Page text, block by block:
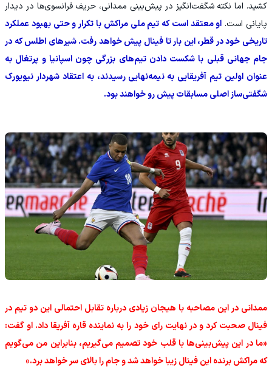
کشید. اما نکته شگفت‌انگیز در پیش‌بینی ممدانی، حریف فرانسوی‌ها در دیدار
پایانی است. او معتقد است که تیم ملی مراکش با تکرار و حتی بهبود عملکرد
تاریخی خود در قطر، این بار تا فینال پیش خواهد رفت. شیرهای اطلس که در
جام جهانی قبلی با شکست دادن تیم‌های بزرگی چون اسپانیا و پرتغال به
عنوان اولین تیم آفریقایی به نیمه‌نهایی رسیدند، به اعتقاد شهردار نیویورک
شگفتی‌ساز اصلی مسابقات پیش رو خواهند بود.
‫ممدانی در این مصاحبه با هیجان زیادی درباره تقابل احتمالی این دو تیم در
فینال صحبت کرد و در نهایت رای خود را به نماینده قاره آفریقا داد. او گفت:
«ما در این پیش‌‌بینی‌ها با قلب خود تصمیم می‌گیریم، بنابراین من می‌گویم
که مراکش برنده این فینال زیبا خواهد شد و جام را بالای سر خواهد برد.»